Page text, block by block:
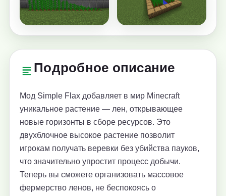
Подробное описание
Мод Simple Flax добавляет в мир Minecraft
уникальное растение — лен, открывающее
новые горизонты в сборе ресурсов. Это
двухблочное высокое растение позволит
игрокам получать веревки без убийства пауков,
что значительно упростит процесс добычи.
Теперь вы сможете организовать массовое
фермерство ленов, не беспокоясь о